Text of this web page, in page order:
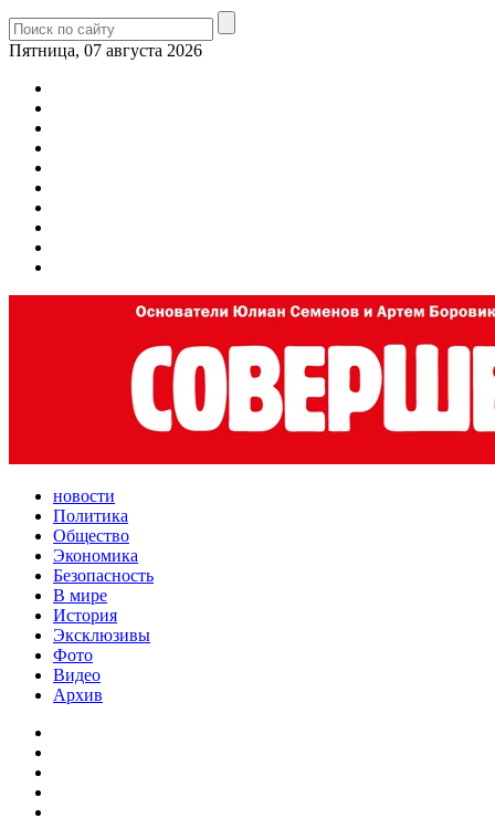
Пятница, 07 августа 2026
новости
Политика
Общество
Экономика
Безопасность
В мире
История
Эксклюзивы
Фото
Видео
Архив